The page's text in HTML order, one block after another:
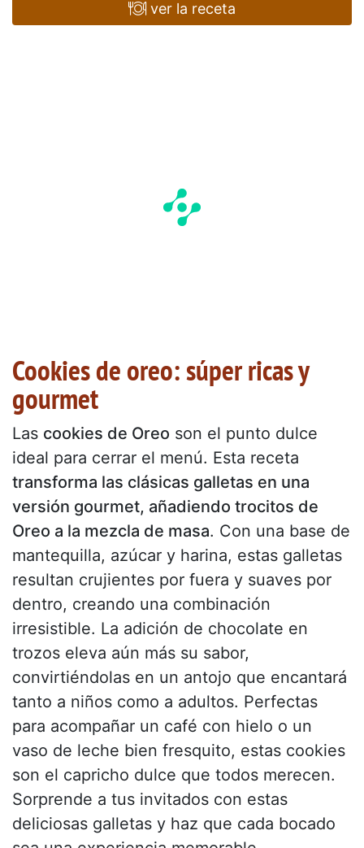
ver la receta
Cookies de oreo: súper ricas y
gourmet
Las cookies de Oreo son el punto dulce
ideal para cerrar el menú. Esta receta
transforma las clásicas galletas en una
versión gourmet, añadiendo trocitos de
Oreo a la mezcla de masa. Con una base de
mantequilla, azúcar y harina, estas galletas
resultan crujientes por fuera y suaves por
dentro, creando una combinación
irresistible. La adición de chocolate en
trozos eleva aún más su sabor,
convirtiéndolas en un antojo que encantará
tanto a niños como a adultos. Perfectas
para acompañar un café con hielo o un
vaso de leche bien fresquito, estas cookies
son el capricho dulce que todos merecen.
Sorprende a tus invitados con estas
deliciosas galletas y haz que cada bocado